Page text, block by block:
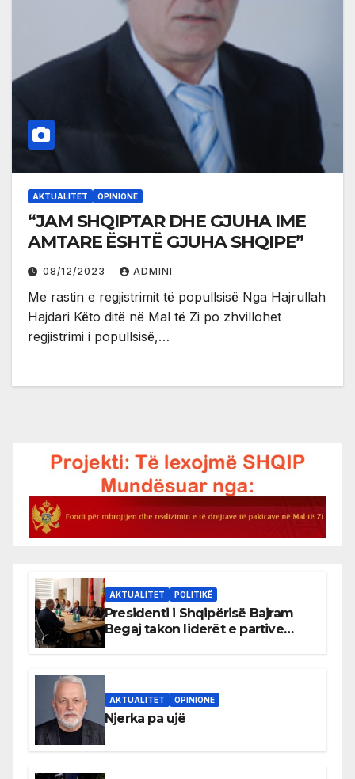
AKTUALITET OPINIONE
“JAM SHQIPTAR DHE GJUHA IME
AMTARE ËSHTË GJUHA SHQIPE”
08/12/2023 ADMINI
Me rastin e regjistrimit të popullsisë Nga Hajrullah
Hajdari Këto ditë në Mal të Zi po zhvillohet
regjistrimi i popullsisë,…
AKTUALITET POLITIKË
Presidenti i Shqipërisë Bajram
Begaj takon liderët e partive
AKTUALITET OPINIONE
Njerka pa ujë